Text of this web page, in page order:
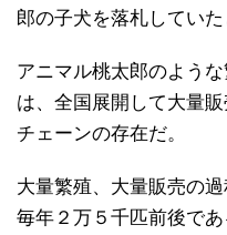
郎の子犬を落札していた
アニマル桃太郎のよう
は、全国展開して大量
チェーンの存在だ。
大量繁殖、大量販売の
毎年２万５千匹前後であ